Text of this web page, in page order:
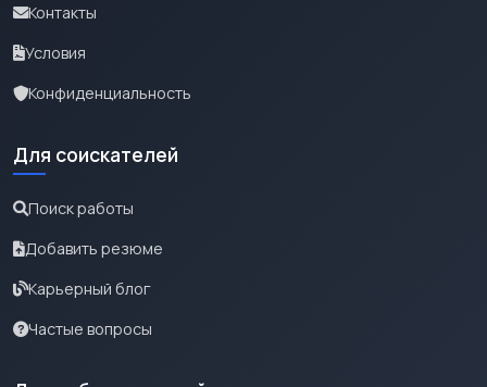
Контакты
Условия
Конфиденциальность
Для соискателей
Поиск работы
Добавить резюме
Карьерный блог
Частые вопросы